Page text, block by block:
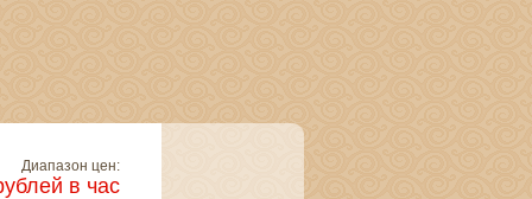
Диапазон цен:
в час